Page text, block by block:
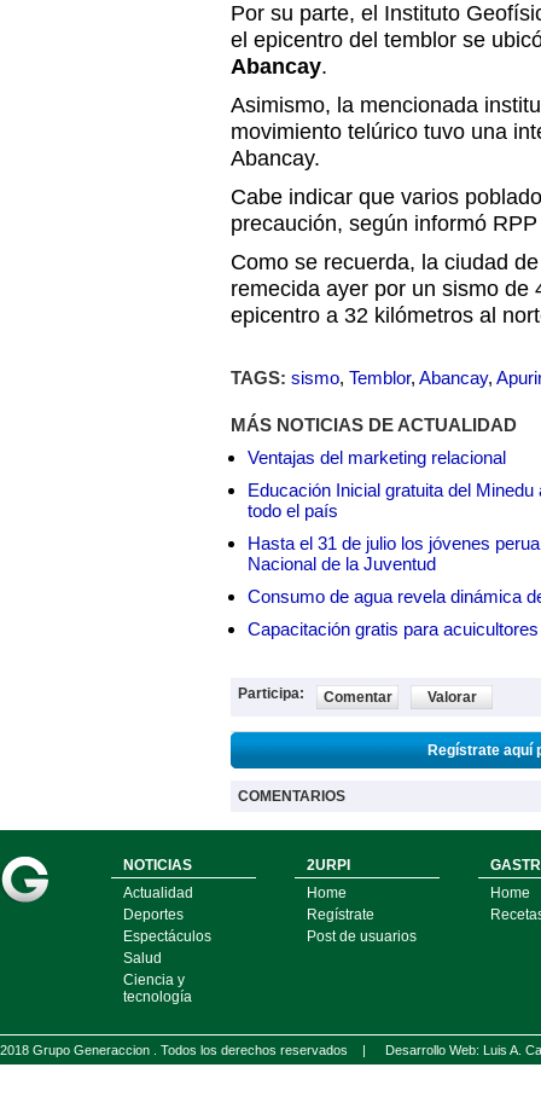
Por su parte, el Instituto
el epicentro del temblor se
Abancay.
Asimismo, la mencionada
movimiento telúrico tuvo una
Abancay.
Cabe indicar que varios
precaución, según informó
Como se recuerda, la ciudad
remecida ayer por un sismo de
epicentro a 32 kilómetros al
TAGS: sismo, Temblor, Abancay,
MÁS NOTICIAS DE ACTUALIDAD
Ventajas del marketing relacional
Educación Inicial gratuita del
todo el país
Hasta el 31 de julio los jóvenes
Nacional de la Juventud
Consumo de agua revela dinámica
Capacitación gratis para
Participa: Comentar Valorar
Regístrate aquí
COMENTARIOS
NOTICIAS
Actualidad
Deportes
Espectáculos
Salud
Ciencia y
tecnología
2URPI
Home
Regístrate
Post de usuarios
Home
2018 Grupo Generaccion . Todos los derechos reservados | Desarrollo Web: Luis